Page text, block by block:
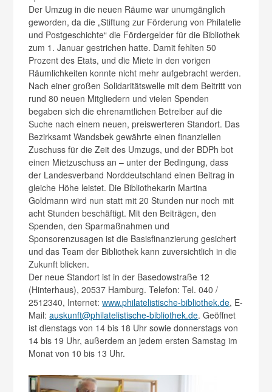
Der Umzug in die neuen Räume war unumgänglich
geworden, da die „Stiftung zur Förderung von Philatelie
und Postgeschichte“ die Fördergelder für die Bibliothek
zum 1. Januar gestrichen hatte. Damit fehlten 50
Prozent des Etats, und die Miete in den vorigen
Räumlichkeiten konnte nicht mehr aufgebracht werden.
Nach einer großen Solidaritätswelle mit dem Beitritt von
rund 80 neuen Mitgliedern und vielen Spenden
begaben sich die ehrenamtlichen Betreiber auf die
Suche nach einem neuen, preiswerteren Standort. Das
Bezirksamt Wandsbek gewährte einen finanziellen
Zuschuss für die Zeit des Umzugs, und der BDPh bot
einen Mietzuschuss an – unter der Bedingung, dass
der Landesverband Norddeutschland einen Beitrag in
gleiche Höhe leistet. Die Bibliothekarin Martina
Goldmann wird nun statt mit 20 Stunden nur noch mit
acht Stunden beschäftigt. Mit den Beiträgen, den
Spenden, den Sparmaßnahmen und
Sponsorenzusagen ist die Basisfinanzierung gesichert
und das Team der Bibliothek kann zuversichtlich in die
Zukunft blicken.
Der neue Standort ist in der Basedowstraße 12
(Hinterhaus), 20537 Hamburg. Telefon: Tel. 040 /
2512340, Internet:www.philatelistische-bibliothek.de, E-
Mail:auskunft@philatelistische-bibliothek.de. Geöffnet
ist dienstags von 14 bis 18 Uhr sowie donnerstags von
14 bis 19 Uhr, außerdem an jedem ersten Samstag im
Monat von 10 bis 13 Uhr.